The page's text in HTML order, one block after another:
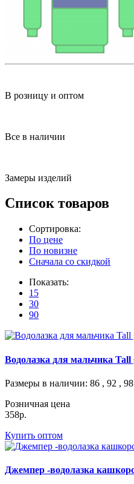
В розницу и оптом
Все в наличии
Замеры изделий
Список товаров
Сортировка:
По цене
По новизне
Сначала со скидкой
Показать:
15
30
90
Водолазка для мальчика Tall
Размеры в наличии: 86 , 92 ,
Розничная цена
358р.
Купить оптом
Джемпер -водолазка